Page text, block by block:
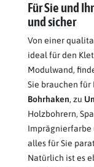
Für Sie und
und sicher
Von einer
ideal für den
Modulwand,
Sie brauchen
Bohrhaken, zu
Holzbohrern,
Imprägnierfarbe
alles für Sie
Natürlich ist es